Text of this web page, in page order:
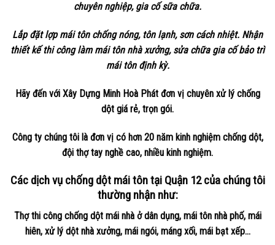
chuyên nghiệp, gia cố sữa chữa.
Lắp đặt lợp mái tôn chống nóng, tôn lạnh, sơn cách nhiệt. Nhận
thiết kế thi công làm mái tôn nhà xưởng, sửa chữa gia cố bảo trì
mái tôn định kỳ.
Hãy đến với Xây Dựng Minh Hoà Phát đơn vị chuyên xử lý chống
dột giá rẻ, trọn gói.
Công ty chúng tôi là đơn vị có hơn 20 năm kinh nghiệm chống dột,
đội thợ tay nghề cao, nhiều kinh nghiệm.
Các dịch vụ chống dột mái tôn tại Quận 12 của chúng tôi
thường nhận như:
Thợ thi công chống dột mái nhà ở dân dụng, mái tôn nhà phố, mái
hiên, xử lý dột nhà xưởng, mái ngói, máng xối, mái bạt xếp…